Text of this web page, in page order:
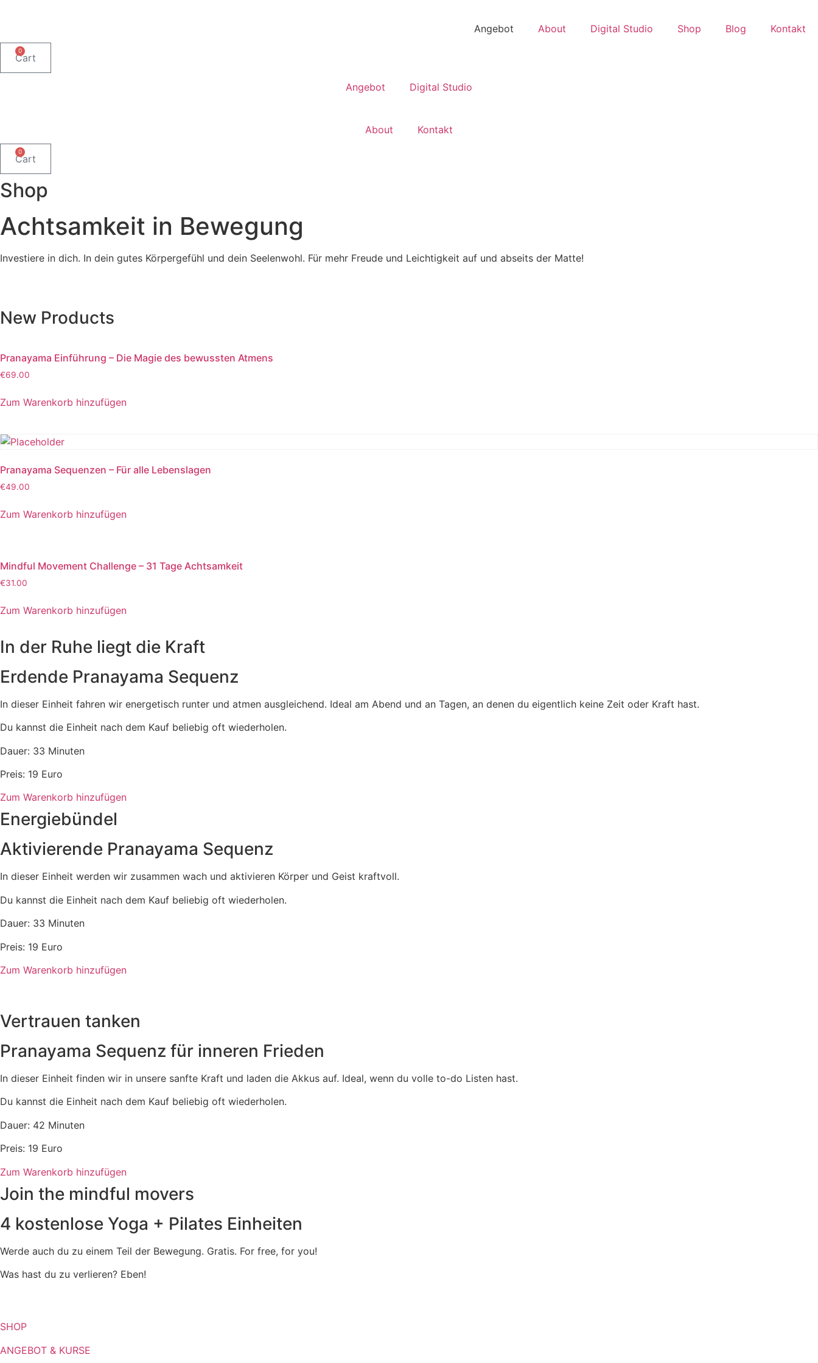
Angebot About Digital Studio Shop Blog Kontakt
0
Cart
Angebot Digital Studio
About Kontakt
0
Cart
Shop
Achtsamkeit in Bewegung
Investiere in dich. In dein gutes Körpergefühl und dein Seelenwohl. Für mehr Freude und Leichtigkeit auf und abseits der Matte!
New Products
Pranayama Einführung – Die Magie des bewussten Atmens
€69.00
Zum Warenkorb hinzufügen
Pranayama Sequenzen – Für alle Lebenslagen
€49.00
Zum Warenkorb hinzufügen
Mindful Movement Challenge – 31 Tage Achtsamkeit
€31.00
Zum Warenkorb hinzufügen
In der Ruhe liegt die Kraft
Erdende Pranayama Sequenz
In dieser Einheit fahren wir energetisch runter und atmen ausgleichend. Ideal am Abend und an Tagen, an denen du eigentlich keine Zeit oder Kraft hast.
Du kannst die Einheit nach dem Kauf beliebig oft wiederholen.
Dauer: 33 Minuten
Preis: 19 Euro
Zum Warenkorb hinzufügen
Energiebündel
Aktivierende Pranayama Sequenz
In dieser Einheit werden wir zusammen wach und aktivieren Körper und Geist kraftvoll.
Du kannst die Einheit nach dem Kauf beliebig oft wiederholen.
Dauer: 33 Minuten
Preis: 19 Euro
Zum Warenkorb hinzufügen
Vertrauen tanken
Pranayama Sequenz für inneren Frieden
In dieser Einheit finden wir in unsere sanfte Kraft und laden die Akkus auf. Ideal, wenn du volle to-do Listen hast.
Du kannst die Einheit nach dem Kauf beliebig oft wiederholen.
Dauer: 42 Minuten
Preis: 19 Euro
Zum Warenkorb hinzufügen
Join the mindful movers
4 kostenlose Yoga + Pilates Einheiten
Werde auch du zu einem Teil der Bewegung. Gratis. For free, for you!
Was hast du zu verlieren? Eben!
SHOP
ANGEBOT & KURSE